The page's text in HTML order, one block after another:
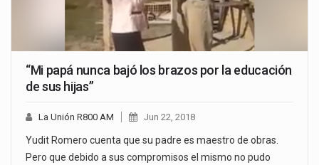
“Mi papá nunca bajó los brazos por la educación
de sus hijas”
La Unión R800 AM Jun 22, 2018
Yudit Romero cuenta que su padre es maestro de obras.
Pero que debido a sus compromisos el mismo no pudo